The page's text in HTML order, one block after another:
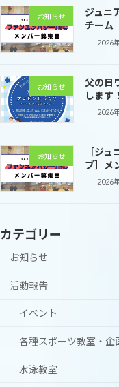
お知らせ
ジュニ
チーム
2026
お知らせ
父の日
します！
2026
お知らせ
［ジ
ブ］メ
2026
カテゴリー
お知らせ
活動報告
イベント
各種スポーツ教室・企
水泳教室